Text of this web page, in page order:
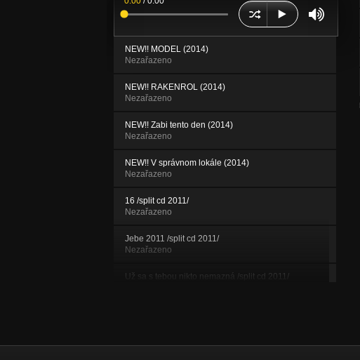
NEW!! MODEL (2014)
Nezařazeno
NEW!! RAKENROL (2014)
Nezařazeno
NEW!! Zabi tento den (2014)
Nezařazeno
NEW!! V správnom lokále (2014)
Nezařazeno
16 /split cd 2011/
Nezařazeno
Jebe 2011 /split cd 2011/
Nezařazeno
Už sa s tebou nikto nemazná /split cd 2011/